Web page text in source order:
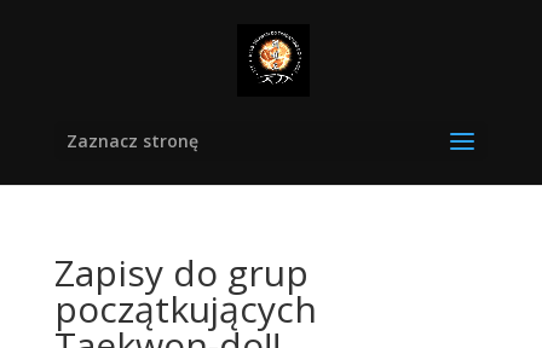
Zaznacz stronę
Zapisy do grup
początkujących